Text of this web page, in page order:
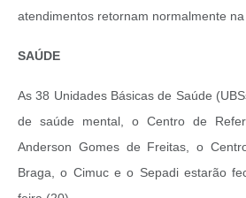
atendimentos retornam normalmente
SAÚDE
As 38 Unidades Básicas de Saúde
de saúde mental, o Centro de
Anderson Gomes de Freitas, o
Braga, o Cimuc e o Sepadi estarão